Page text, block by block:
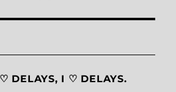
DELAYS, I ♡ DELAYS.